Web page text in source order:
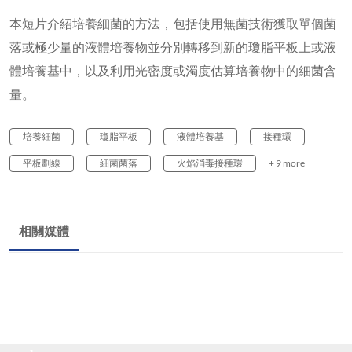
本短片介紹培養細菌的方法，包括使用無菌技術獲取單個菌
落或極少量的液體培養物並分別轉移到新的瓊脂平板上或液
體培養基中，以及利用光密度或濁度估算培養物中的細菌含
量。
培養細菌 瓊脂平板 液體培養基 接種環
平板劃線 細菌菌落 火焰消毒接種環 + 9 more
相關媒體